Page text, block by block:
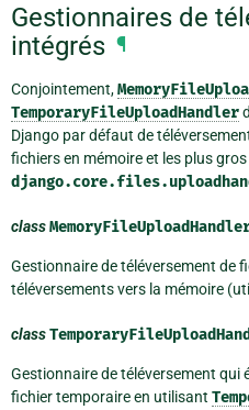
Gestionnaires de
intégrés ¶
Conjointement,
TemporaryFileUploadHandler
Django par défaut de
fichiers en mémoire et les plus
class
Gestionnaire de téléversement de
téléversements vers la mémoire
class
Gestionnaire de téléversement qui
fichier temporaire en utilisant